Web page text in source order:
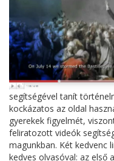
segítségével tanít
kockázatos az oldal
gyerekek figyelmét,
feliratozott videók
magunkban. Két kedvenc
kedves olvasóval: az első a